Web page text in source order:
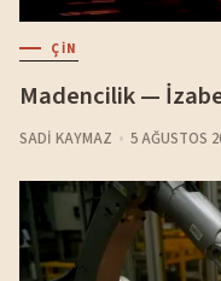
ÇIN
Madencilik —
SADI KAYMAZ 5 AĞUSTOS